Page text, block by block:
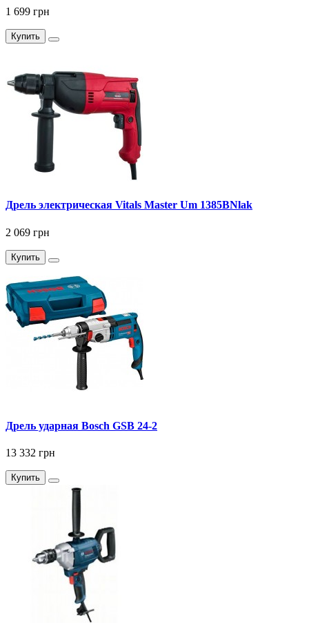
1 699 грн
Купить
Дрель электрическая Vitals Master Um 1385BNlak
2 069 грн
Купить
Дрель ударная Bosch GSB 24-2
13 332 грн
Купить